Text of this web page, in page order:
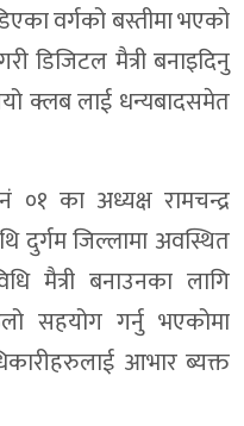
वर्गको बस्तीमा भएको
डिजिटल मैत्री बनाइदिनु
क्लब लाई धन्यबादसमेत
०१ का अध्यक्ष रामचन्द्र
दुर्गम जिल्लामा अवस्थित
मैत्री बनाउनका लागि
सहयोग गर्नु भएकोमा
आभार ब्यक्त